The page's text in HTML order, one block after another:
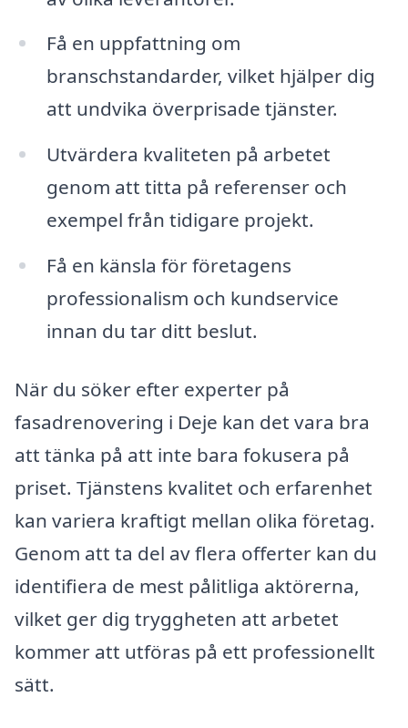
Få en uppfattning om
branschstandarder, vilket hjälper dig
att undvika överprisade tjänster.
Utvärdera kvaliteten på arbetet
genom att titta på referenser och
exempel från tidigare projekt.
Få en känsla för företagens
professionalism och kundservice
innan du tar ditt beslut.
När du söker efter experter på
fasadrenovering i Deje kan det vara bra
att tänka på att inte bara fokusera på
priset. Tjänstens kvalitet och erfarenhet
kan variera kraftigt mellan olika företag.
Genom att ta del av flera offerter kan du
identifiera de mest pålitliga aktörerna,
vilket ger dig tryggheten att arbetet
kommer att utföras på ett professionellt
sätt.